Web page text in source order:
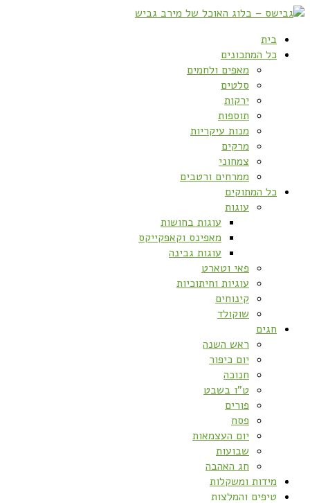
בית
כל המתכונים
מאפים ולחמים
סלטים
ירקות
תוספות
מנות עיקריות
מרקים
צמחוני
ממרחים ורטבים
כל המתוקים
עוגות
עוגות בחושות
מאפינס וקאפקייקס
עוגות גבינה
פאי וטארט
עוגיות וחיתוכיות
קינוחים
שוקולד
חגים
ראש השנה
יום כיפור
חנוכה
ט”ו בשבט
פורים
פסח
יום העצמאות
שבועות
חג האהבה
מידות ומשקלות
טיפים והמלצות